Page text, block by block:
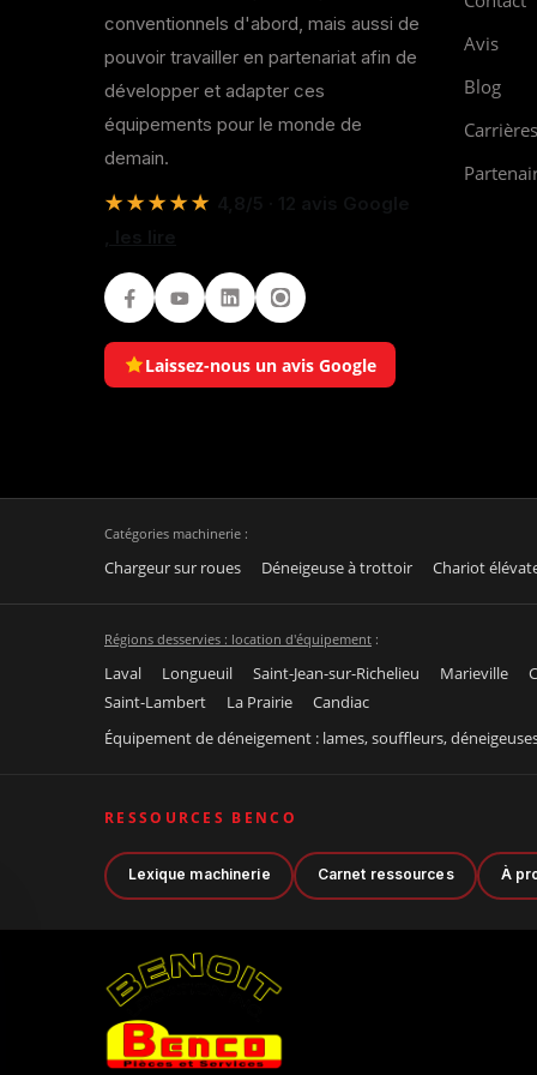
conventionnels d'abord, mais aussi de
pouvoir travailler en partenariat afin de
développer et adapter ces
équipements pour le monde de
demain.
★★★★★
FacebookYoutubeLinkedInInstagram
Laissez-nous un avis Google
Avis
Blog
Carrières
Catégories machinerie :
Chargeur sur roues Déneigeuse à trottoir Chariot
Régions desservies : location d'équipement :
Laval Longueuil Saint-Jean-sur-Richelieu Marieville
Saint-Lambert
La Prairie
Candiac
Équipement de déneigement : lames, souffleurs,
RESSOURCES BENCO
Lexique machinerie Carnet ressources À